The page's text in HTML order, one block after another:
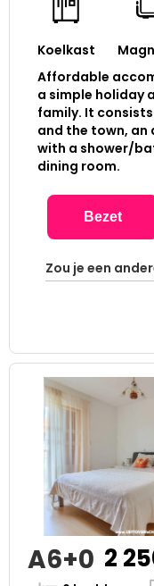
Koelkast
Affordable
a simple holiday
family. It
and the town, an
with a shower/
dining room.
Bezet
Zou je een
A6+0 2